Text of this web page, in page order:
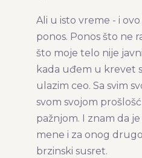
Ali u isto vreme - i
ponos. Ponos što ne
što moje telo nije
kada uđem u krevet
ulazim ceo. Sa svim
svom svojom
pažnjom. I znam da
mene i za onog
brzinski susret.